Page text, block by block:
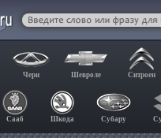
Чери Шевроле Ситроен
Сааб Шкода Субару